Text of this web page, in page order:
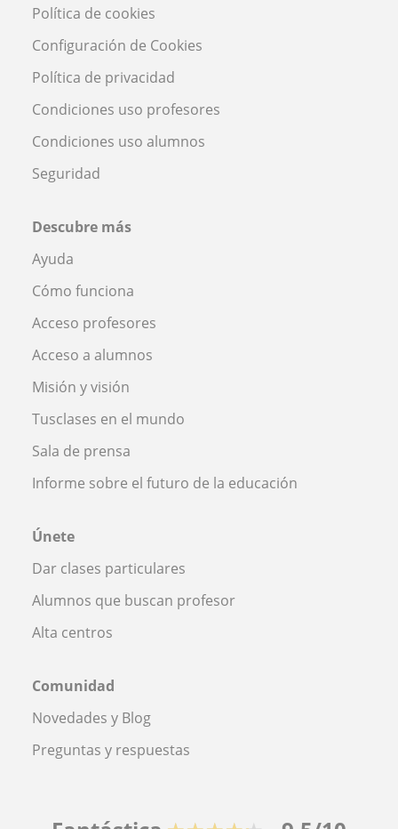
Política de cookies
Configuración de Cookies
Política de privacidad
Condiciones uso profesores
Condiciones uso alumnos
Seguridad
Descubre más
Ayuda
Cómo funciona
Acceso profesores
Acceso a alumnos
Misión y visión
Tusclases en el mundo
Sala de prensa
Informe sobre el futuro de la educación
Únete
Dar clases particulares
Alumnos que buscan profesor
Alta centros
Comunidad
Novedades y Blog
Preguntas y respuestas